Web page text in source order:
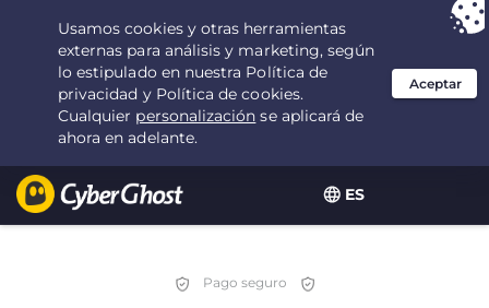
ES
Tu elección: la mejor ofertadurante 2.1666666666667 años por $
2.19
/mes
Pago seguro